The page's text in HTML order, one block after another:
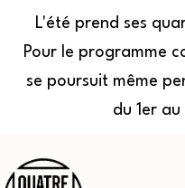
L'été prend ses
Pour le programme
se poursuit même
du 1er
au